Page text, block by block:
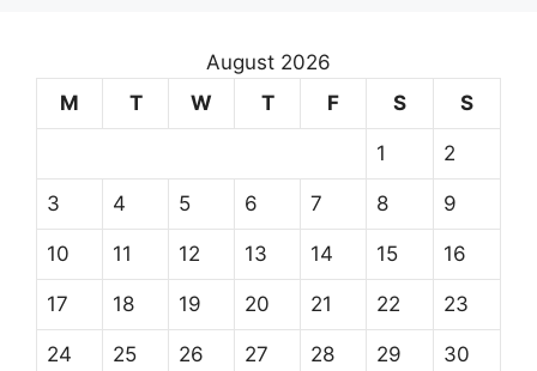
August 2026
M
T W T F S S
1 2
3 4 5 6 7 8 9
10 11 12 13 14 15 16
17 18 19 20 21 22 23
24 25 26 27 28 29 30